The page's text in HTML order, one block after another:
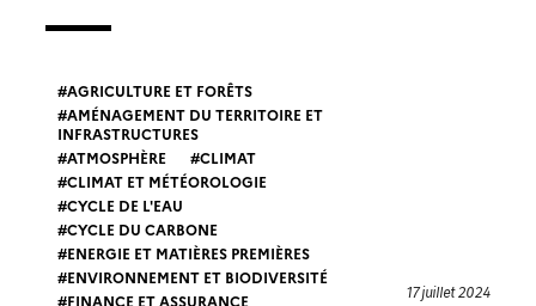
AGRICULTURE ET FORÊTS
AMÉNAGEMENT DU TERRITOIRE ET
INFRASTRUCTURES
ATMOSPHÈRE
CLIMAT
CLIMAT ET MÉTÉOROLOGIE
CYCLE DE L'EAU
CYCLE DU CARBONE
ENERGIE ET MATIÈRES PREMIÈRES
ENVIRONNEMENT ET BIODIVERSITÉ
FINANCE ET ASSURANCE
17 juillet 2024